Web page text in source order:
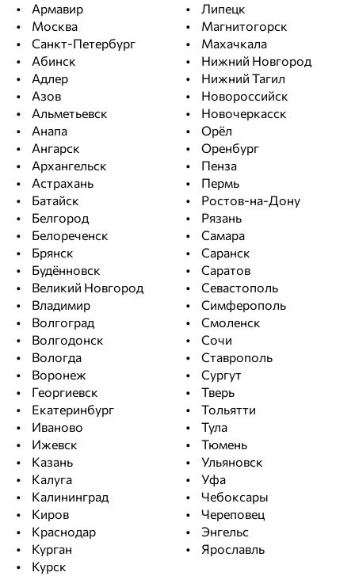
Армавир
Москва
Санкт-Петербург
Абинск
Адлер
Азов
Альметьевск
Анапа
Ангарск
Архангельск
Астрахань
Батайск
Белгород
Белореченск
Брянск
Будённовск
Великий Новгород
Владимир
Волгоград
Волгодонск
Вологда
Воронеж
Георгиевск
Екатеринбург
Иваново
Ижевск
Казань
Калуга
Калининград
Киров
Краснодар
Курган
Курск
Липецк
Магнитогорск
Махачкала
Нижний Новгород
Нижний Тагил
Новороссийск
Новочеркасск
Орёл
Оренбург
Пенза
Пермь
Ростов-на-Дону
Рязань
Самара
Саранск
Саратов
Севастополь
Симферополь
Смоленск
Сочи
Ставрополь
Сургут
Тверь
Тольятти
Тула
Тюмень
Ульяновск
Уфа
Чебоксары
Череповец
Энгельс
Ярославль